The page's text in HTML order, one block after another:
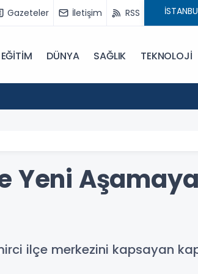
Gazeteler İletişim RSS
EĞİTİM DÜNYA SAĞLIK TEKNOLOJİ
Yeni Aşamaya
ilçe merkezini kapsayan